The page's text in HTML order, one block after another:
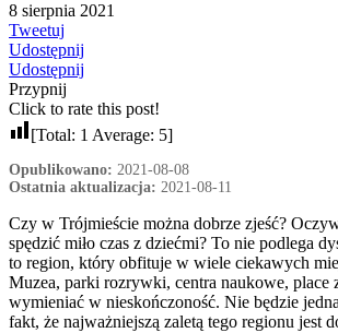
8 sierpnia 2021
Tweetuj
Udostępnij
Udostępnij
Przypnij
Click to rate this post!
[Total: 1 Average: 5]
Opublikowano: 2021-08-08
Ostatnia aktualizacja: 2021-08-11
Czy w Trójmieście można dobrze zjeść?
spędzić miło czas z dziećmi? To nie podlega
to region, który obfituje w wiele ciekawych
Muzea, parki rozrywki, centra naukowe, place
wymieniać w nieskończoność. Nie będzie
fakt, że najważniejszą zaletą tego regionu jest